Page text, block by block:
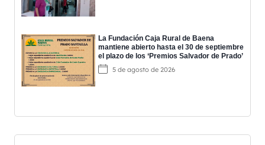
La Fundación Caja Rural de Baena
mantiene abierto hasta el 30 de septiembre
el plazo de los ‘Premios Salvador de Prado’
5 de agosto de 2026